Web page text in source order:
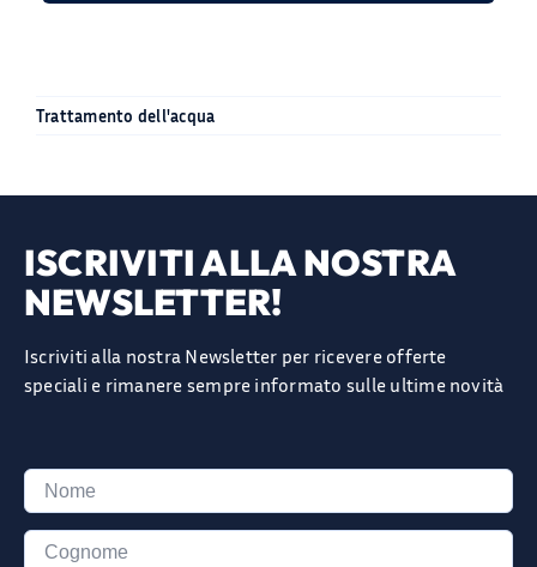
Trattamento dell'acqua
ISCRIVITI ALLA NOSTRA
NEWSLETTER!
Iscriviti alla nostra Newsletter per ricevere offerte
speciali e rimanere sempre informato sulle ultime novità